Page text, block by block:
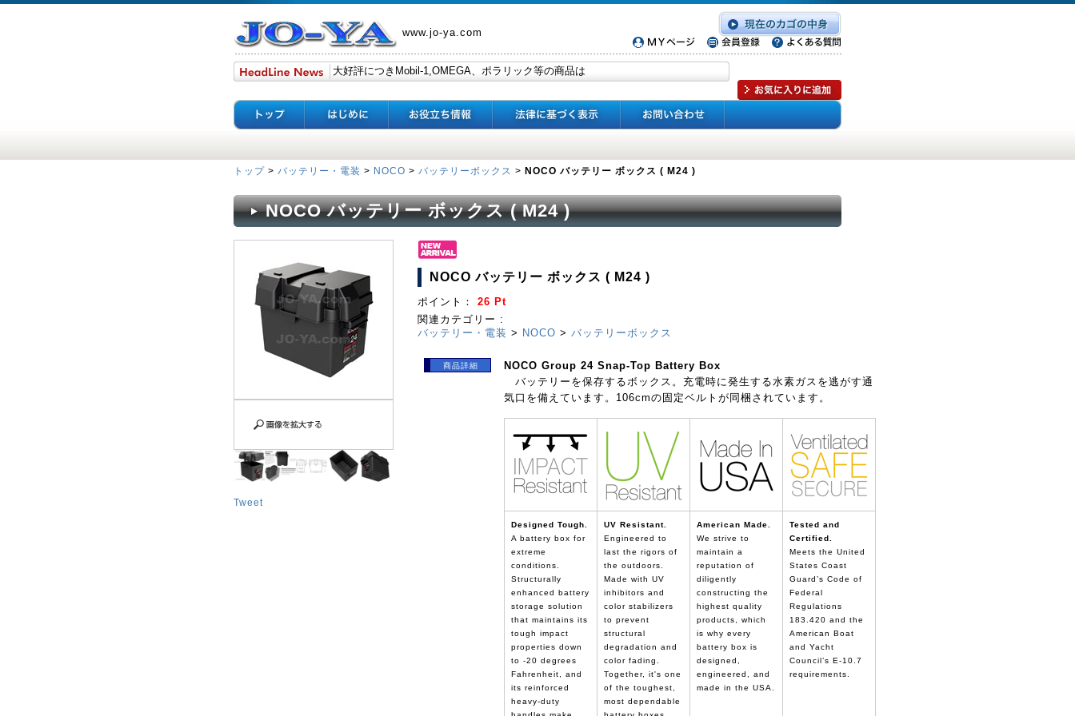
www.jo-ya.com
トップ > バッテリー・電装 > NOCO > バッテリーボックス > NOCO バッテリー ボックス ( M24 )
NOCO バッテリー ボックス ( M24 )
Tweet
NOCO バッテリー ボックス ( M24 )
ポイント： 26 Pt
関連カテゴリー :
バッテリー・電装 > NOCO > バッテリーボックス
商品詳細
NOCO Group 24 Snap-Top Battery Box
バッテリーを保存するボックス。充電時に発生する水素ガスを逃がす通
気口を備えています。106cmの固定ベルトが同梱されています。
Designed Tough.
A battery box for
extreme
conditions.
Structurally
enhanced battery
storage solution
that maintains its
tough impact
properties down
to -20 degrees
Fahrenheit, and
its reinforced
heavy-duty
UV Resistant.
Engineered to
last the rigors of
the outdoors.
Made with UV
inhibitors and
color stabilizers
to prevent
structural
degradation and
color fading.
Together, it's one
of the toughest,
most dependable
American Made.
We strive to
maintain a
reputation of
diligently
constructing the
highest quality
products, which
is why every
battery box is
designed,
engineered, and
made in the USA.
Tested and
Certified.
Meets the United
States Coast
Guard’s Code of
Federal
Regulations
183.420 and the
American Boat
and Yacht
Council’s E-10.7
requirements.